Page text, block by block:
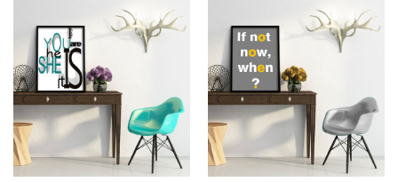
wiele
wariantów.
Opcje
można
wybrać
na
stronie
produktu
wiele
wariantów.
Opcje
można
wybrać
na
stronie
produktu